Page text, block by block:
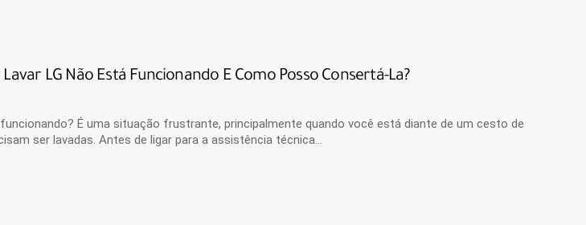
LG Não Está Funcionando E Como Posso Consertá-La?
É uma situação frustrante, principalmente quando você está diante de um cesto de
ser lavadas. Antes de ligar para a assistência técnica…